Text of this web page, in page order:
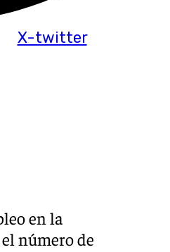
X-twitter
en la
número de